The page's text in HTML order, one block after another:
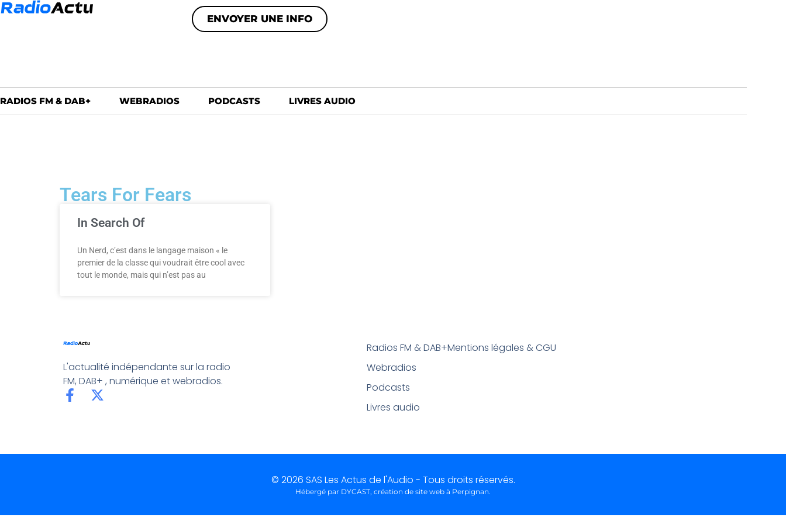
ENVOYER UNE INFO
RADIOS FM & DAB+ WEBRADIOS PODCASTS LIVRES AUDIO
Tears For Fears
In Search Of
Un Nerd, c’est dans le langage maison « le
premier de la classe qui voudrait être cool avec
tout le monde, mais qui n’est pas au
L'actualité indépendante sur la radio
FM, DAB+ , numérique et webradios.
Radios FM & DAB+
Webradios
Podcasts
Livres audio
Mentions légales & CGU
© 2026 SAS Les Actus de l'Audio - Tous droits réservés.
Hébergé par DYCAST, création de site web à Perpignan.